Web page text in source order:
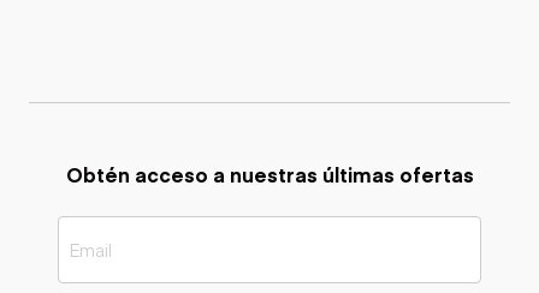
Obtén acceso a nuestras últimas ofertas